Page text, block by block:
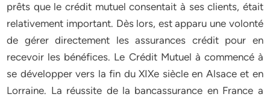
prêts que le crédit mutuel consentait à ses clients, était
relativement important. Dès lors, est apparu une volonté
de gérer directement les assurances crédit pour en
recevoir les bénéfices. Le Crédit Mutuel à commencé à
se développer vers la fin du XIXe siècle en Alsace et en
Lorraine. La réussite de la bancassurance en France a